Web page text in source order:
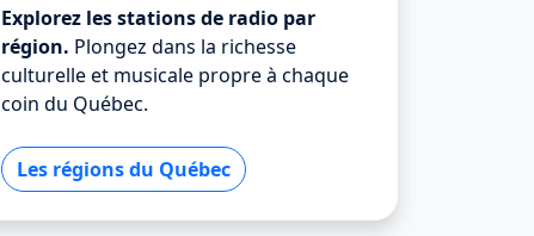
Explorez les stations de radio par
région. Plongez dans la richesse
culturelle et musicale propre à chaque
coin du Québec.
Les régions du Québec